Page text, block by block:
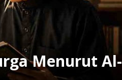
Menurut Al-